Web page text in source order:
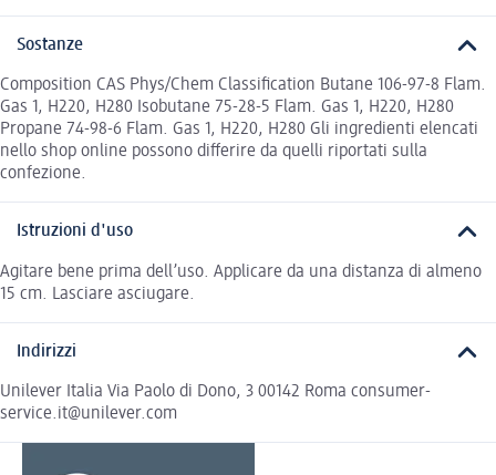
Sostanze
Composition CAS Phys/Chem Classification Butane 106-97-8 Flam.
Gas 1, H220, H280 Isobutane 75-28-5 Flam. Gas 1, H220, H280
Propane 74-98-6 Flam. Gas 1, H220, H280 Gli ingredienti elencati
nello shop online possono differire da quelli riportati sulla
confezione.
Istruzioni d'uso
Agitare bene prima dell’uso. Applicare da una distanza di almeno
15 cm. Lasciare asciugare.
Indirizzi
Unilever Italia Via Paolo di Dono, 3 00142 Roma consumer-
service.it@unilever.com